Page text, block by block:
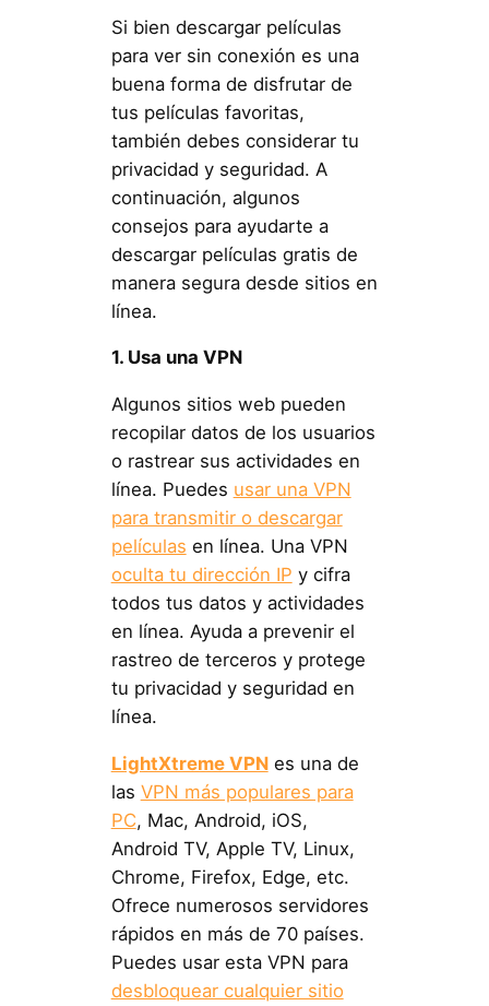
Si bien descargar películas
para ver sin conexión es una
buena forma de disfrutar de
tus películas favoritas,
también debes considerar tu
privacidad y seguridad. A
continuación, algunos
consejos para ayudarte a
descargar películas gratis de
manera segura desde sitios en
línea.
1. Usa una VPN
Algunos sitios web pueden
recopilar datos de los usuarios
o rastrear sus actividades en
línea. Puedes usar una VPN
para transmitir o descargar
películas en línea. Una VPN
oculta tu dirección IP y cifra
todos tus datos y actividades
en línea. Ayuda a prevenir el
rastreo de terceros y protege
tu privacidad y seguridad en
línea.
LightXtreme VPNes una de
las VPN más populares para
PC, Mac, Android, iOS,
Android TV, Apple TV, Linux,
Chrome, Firefox, Edge, etc.
Ofrece numerosos servidores
rápidos en más de 70 países.
Puedes usar esta VPN para
desbloquear cualquier sitio